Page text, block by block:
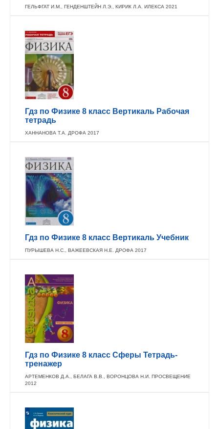
ГЕЛЬФГАТ И.М., ГЕНДЕНШТЕЙН Л.Э., КИРИК Л.А. ИЛЕКСА 2021
Гдз по Физике 8 класс Вертикаль Рабочая
тетрадь
ХАННАНОВА Т.А. ДРОФА 2017
Гдз по Физике 8 класс Вертикаль Учебник
ПУРЫШЕВА Н.С., ВАЖЕЕВСКАЯ Н.Е. ДРОФА 2017
Гдз по Физике 8 класс Сферы Тетрадь-
тренажер
АРТЕМЕНКОВ Д.А., БЕЛАГА В.В., ВОРОНЦОВА Н.И. ПРОСВЕЩЕНИЕ
2012